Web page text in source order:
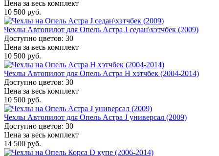
Цена за весь комплект
10 500 руб.
Чехлы Автопилот для Опель Астра J седан\хэтчбек (2009)
Доступно цветов: 30
Цена за весь комплект
10 500 руб.
Чехлы Автопилот для Опель Астра H хэтчбек (2004-2014)
Доступно цветов: 30
Цена за весь комплект
10 500 руб.
Чехлы Автопилот для Опель Астра J универсал (2009)
Доступно цветов: 30
Цена за весь комплект
14 500 руб.